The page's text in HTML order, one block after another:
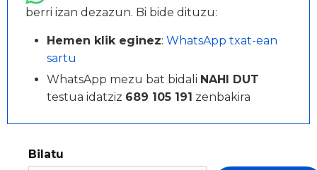
berri izan dezazun. Bi bide dituzu:
Hemen klik eginez: WhatsApp txat-ean
sartu
WhatsApp mezu bat bidali NAHI DUT
testua idatziz 689 105 191 zenbakira
Bilatu